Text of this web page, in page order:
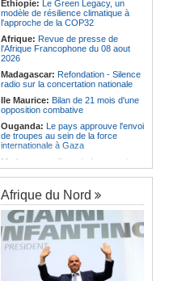
Angola:Le Wiliete échoue en demi-
finales du championnat national
féminin
Ethiopie: Le Green Legacy, un
modèle de résilience climatique à
l'approche de la COP32
Afrique: Revue de presse de
l'Afrique Francophone du 08 aout
2026
Madagascar: Refondation - Silence
radio sur la concertation nationale
Ile Maurice: Bilan de 21 mois d'une
opposition combative
Ouganda: Le pays approuve l'envoi
de troupes au sein de la force
internationale à Gaza
Madagascar: Bras de fer entre le
pays et le FMI autour du déblocage
de plus de 180 millions de dollars
Ile Maurice: 24 bénéficiaires pour
les bourses additionnelles sur
critères sociaux
Afrique de l'Est: « La dépendance
de l'Égypte vis-à-vis du régime
érythréen aggrave l'instabilité dans
la région de la Corne de l'Afrique »,
selon le RSADO
Afrique du Nord